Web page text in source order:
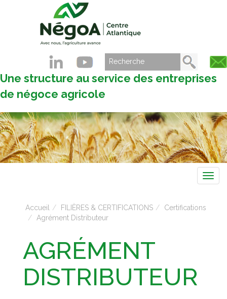
Une structure au service des entreprises
de négoce agricole
Accueil FILIÈRES & CERTIFICATIONS
Certifications
Agrément Distributeur
AGRÉMENT
DISTRIBUTEUR